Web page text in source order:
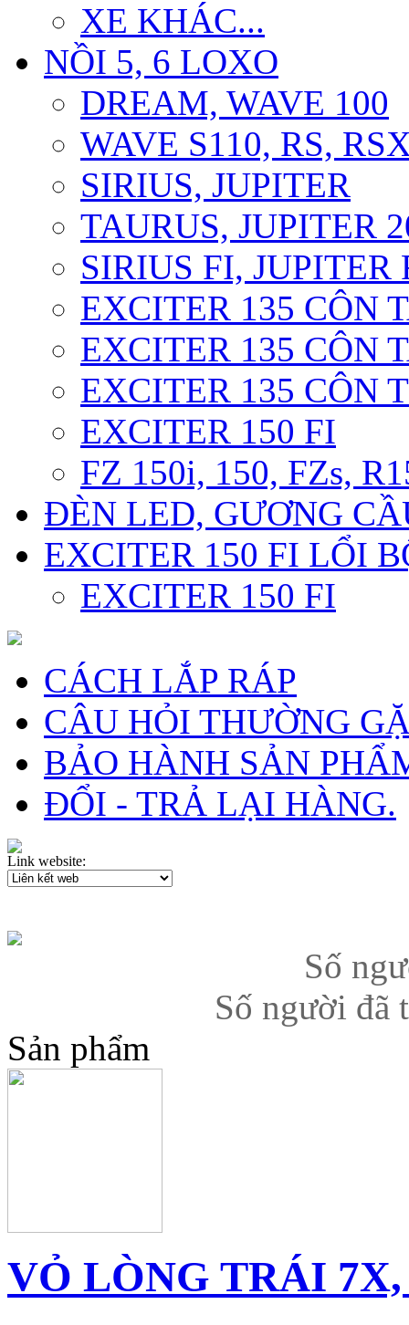
XE KHÁC...
NỒI 5, 6 LOXO
DREAM, WAVE 100
WAVE S110, RS,
SIRIUS, JUPITER
TAURUS, JUPITER
SIRIUS FI, JUPITER
EXCITER 135 CÔN
EXCITER 135 CÔN
EXCITER 135 CÔN
EXCITER 150 FI
FZ 150i, 150, FZs,
ĐÈN LED, GƯƠNG
EXCITER 150 FI LỔI
EXCITER 150 FI
CÁCH LẮP RÁP
CÂU HỎI THƯỜNG
BẢO HÀNH SẢN
ĐỔI - TRẢ LẠI HÀNG.
Link website:
Số
Số người đã
Sản phẩm
VỎ LÒNG TRÁI 7X,